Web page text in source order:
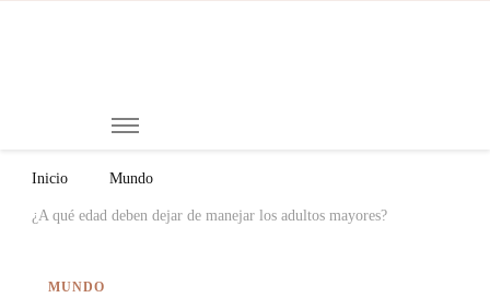
Inicio Mundo
¿A qué edad deben dejar de manejar los adultos mayores?
MUNDO